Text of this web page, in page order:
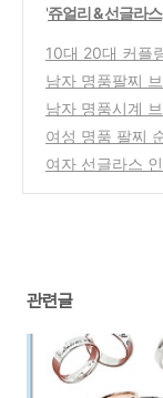
'쥬얼리 & 선글라스
10대 20대 커플
생 우정링 은반
남자 명품팔찌
50대 ) 까르띠에
남자 명품시계
스 오메가 태그
여성 명품 팔찌
여자 명품팔찌
여자 선글라스
관련글